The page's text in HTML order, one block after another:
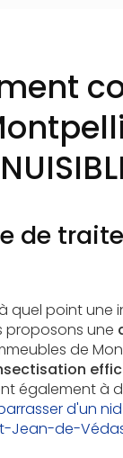
de
quel point
proposons une
de
également à
d'un
Jean-de-